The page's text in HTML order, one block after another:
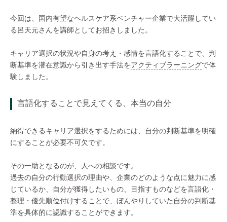
今回は、国内有望なヘルスケア系ベンチャー企業で大活躍してい
る呂天元さんを講師としてお招きしました。
キャリア選択の状況や自身の考え・感情を言語化することで、判
断基準を潜在意識から引き出す手法をアクティブラーニングで体
験しました。
言語化することで見えてくる、本当の自分
納得できるキャリア選択をするためには、自分の判断基準を明確
にすることが必要不可欠です。
その一助となるのが、人への相談です。
過去の自分の行動選択の理由や、企業のどのような点に魅力に感
じているか、自分が獲得したいもの、目指すものなどを言語化・
整理・優先順位付けすることで、ぼんやりしていた自分の判断基
準を具体的に認識することができます。